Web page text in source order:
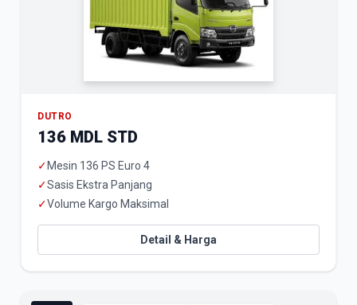
DUTRO
136 MDL STD
✓ Mesin 136 PS Euro 4
✓Sasis Ekstra Panjang
✓Volume Kargo Maksimal
Detail & Harga